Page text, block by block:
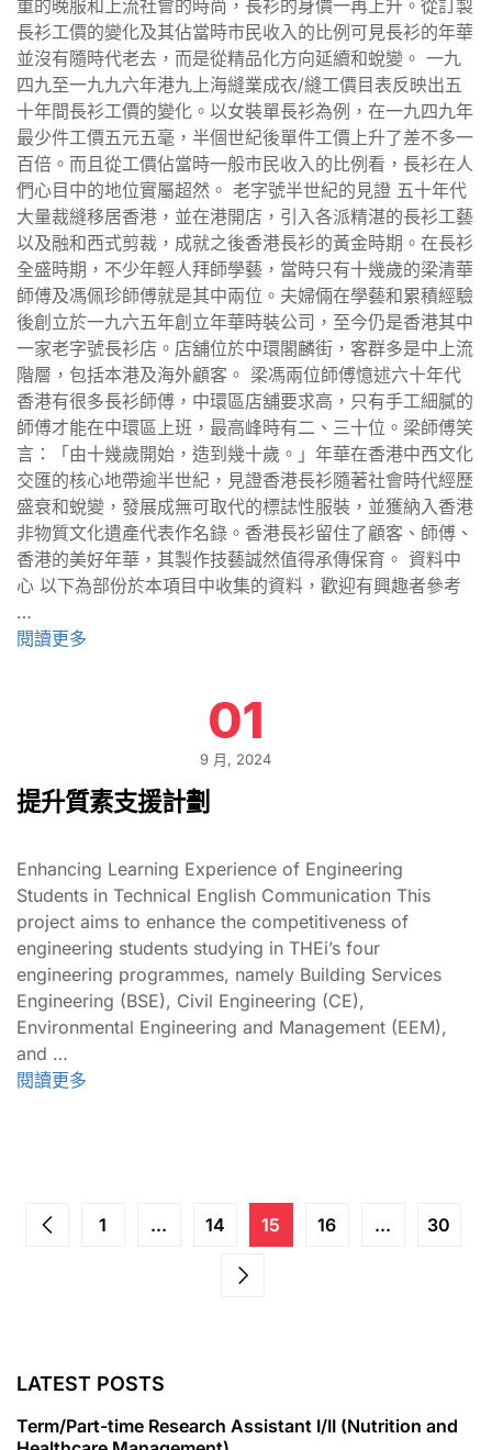
重的晚服和上流社會的時尚，長衫的身價一再上升。從訂製
長衫工價的變化及其佔當時市民收入的比例可見長衫的年華
並沒有隨時代老去，而是從精品化方向延續和蛻變。 一九
四九至一九九六年港九上海縫業成衣/縫工價目表反映出五
十年間長衫工價的變化。以女裝單長衫為例，在一九四九年
最少件工價五元五毫，半個世紀後單件工價上升了差不多一
百倍。而且從工價佔當時一般市民收入的比例看，長衫在人
們心目中的地位實屬超然。 老字號半世紀的見證 五十年代
大量裁縫移居香港，並在港開店，引入各派精湛的長衫工藝
以及融和西式剪裁，成就之後香港長衫的黃金時期。在長衫
全盛時期，不少年輕人拜師學藝，當時只有十幾歲的梁清華
師傅及馮佩珍師傅就是其中兩位。夫婦倆在學藝和累積經驗
後創立於一九六五年創立年華時裝公司，至今仍是香港其中
一家老字號長衫店。店舖位於中環閣麟街，客群多是中上流
階層，包括本港及海外顧客。 梁馮兩位師傅憶述六十年代
香港有很多長衫師傅，中環區店舖要求高，只有手工細膩的
師傅才能在中環區上班，最高峰時有二、三十位。梁師傅笑
言：「由十幾歲開始，造到幾十歲。」年華在香港中西文化
交匯的核心地帶逾半世紀，見證香港長衫隨著社會時代經歷
盛衰和蛻變，發展成無可取代的標誌性服裝，並獲納入香港
非物質文化遺產代表作名錄。香港長衫留住了顧客、師傅、
香港的美好年華，其製作技藝誠然值得承傳保育。 資料中
心 以下為部份於本項目中收集的資料，歡迎有興趣者參考
…
閱讀更多
01
9 月, 2024
提升質素支援計劃
Enhancing Learning Experience of Engineering
Students in Technical English Communication This
project aims to enhance the competitiveness of
engineering students studying in THEi’s four
engineering programmes, namely Building Services
Engineering (BSE), Civil Engineering (CE),
Environmental Engineering and Management (EEM),
and …
閱讀更多
1 ... 14 15 16 ... 30
LATEST POSTS
Term/Part-time Research Assistant I/II (Nutrition and